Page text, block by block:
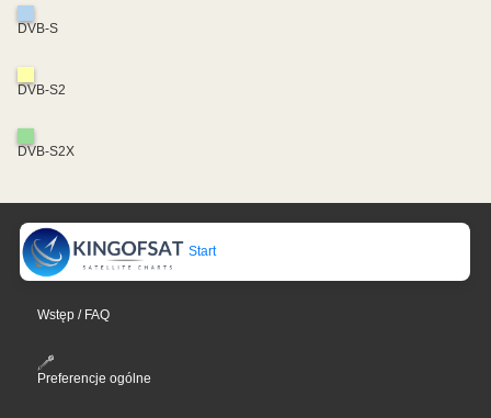
DVB-S
DVB-S2
DVB-S2X
Start
Wstęp / FAQ
Preferencje ogólne